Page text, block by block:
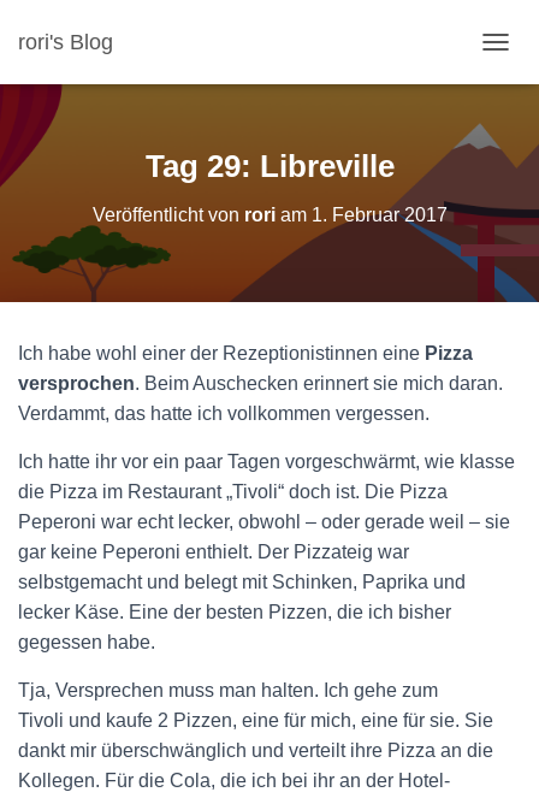
rori's Blog
A
G
I
O
N
U
H
E
Tag 29: Libreville
Veröffentlicht von roriam 1. Februar 2017
Ich habe wohl einer der Rezeptionistinnen eine Pizza
versprochen. Beim Auschecken erinnert sie mich daran.
Verdammt, das hatte ich vollkommen vergessen.
Ich hatte ihr vor ein paar Tagen vorgeschwärmt, wie klasse
die Pizza im Restaurant „Tivoli“ doch ist. Die Pizza
Peperoni war echt lecker, obwohl – oder gerade weil – sie
gar keine Peperoni enthielt. Der Pizzateig war
selbstgemacht und belegt mit Schinken, Paprika und
lecker Käse. Eine der besten Pizzen, die ich bisher
gegessen habe.
Tja, Versprechen muss man halten. Ich gehe zum
Tivoli und kaufe 2 Pizzen, eine für mich, eine für sie. Sie
dankt mir überschwänglich und verteilt ihre Pizza an die
Kollegen. Für die Cola, die ich bei ihr an der Hotel-